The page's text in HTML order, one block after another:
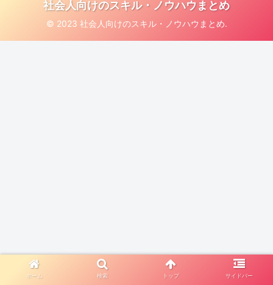
社会人向けのスキル・ノウハウまとめ
© 2023 社会人向けのスキル・ノウハウまとめ.
ホーム 検索 トップ サイドバー